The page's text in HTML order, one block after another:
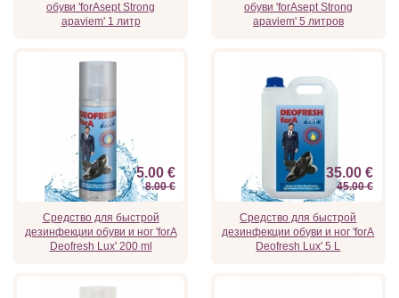
обуви 'forAsept Strong
apaviem' 1 литр
обуви 'forAsept Strong
apaviem' 5 литров
5.00 €
8.00 €
Средство для быстрой
дезинфекции обуви и ног 'forA
Deofresh Lux' 200 ml
35.00 €
45.00 €
Средство для быстрой
дезинфекции обуви и ног 'forA
Deofresh Lux' 5 L